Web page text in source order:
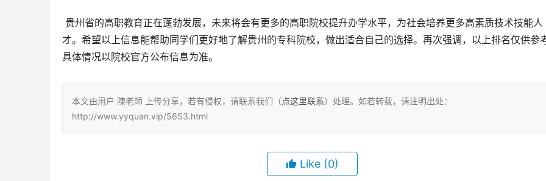
才。希望以上信息能帮助同学们更好地了解贵州的专科院校，做出适合自己的选择。再次强调，以上排名仅供参
具体情况以院校官方公布信息为准。
本文由用户 陳老師 上传分享，若有侵权，请联系我们（点这里联系）处理。如若转载，请注明出处：
http://www.yyquan.vip/5653.html
Like (0)